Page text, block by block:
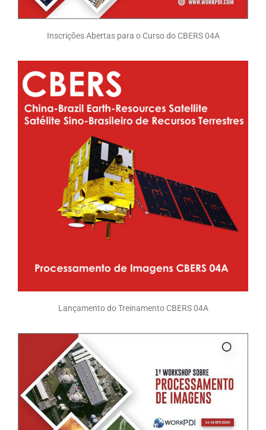
Inscrições Abertas para o Curso do CBERS 04A
Lançamento do Treinamento CBERS 04A